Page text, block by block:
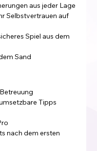
aus jeder Lage
Selbstvertrauen auf
Spiel aus dem
Sand
Tipps
nach dem ersten